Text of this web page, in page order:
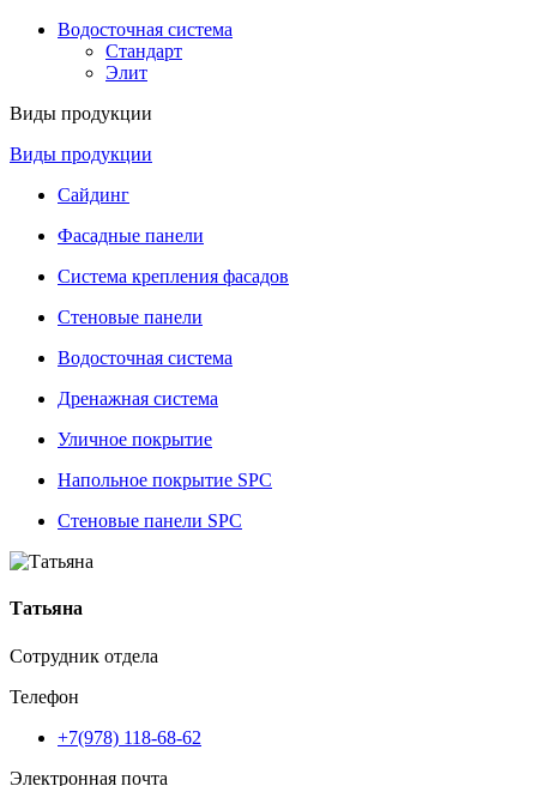
Водосточная система
Стандарт
Элит
Виды продукции
Виды продукции
Сайдинг
Фасадные панели
Система крепления фасадов
Стеновые панели
Водосточная система
Дренажная система
Уличное покрытие
Напольное покрытие SPC
Стеновые панели SPC
Татьяна
Сотрудник отдела
Телефон
+7(978) 118-68-62
Электронная почта